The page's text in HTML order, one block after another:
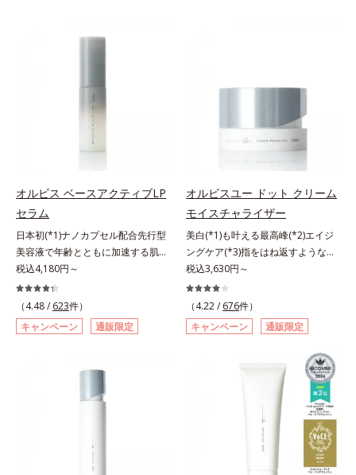
ら、水またはぬるま湯でよく洗い流
てください。各商品の詳しい情報は
商品ページをご覧ください。・
BEAUTY夏祭りは、こちら
キンフィットカラー成分（酸化チタ
ン酸2Na）配合＝自然な仕上がりで
肌悩みをカバーする粉体*2 角層ま
で*3 肌のキメを整え、粉体を密着
(*2)もまっさらにオフするボディク
角質。汚れの吸着力が強い3種のク
レイ配合(*3)で、皮脂や古い角質、
毛穴汚れまでスッキリ落として、ず
っと触れていたくなるような、しっ
とりうるおったなめらかな素肌に整
のニオイや角質が気になる部位に、
る、スペシャルボディケアアイテム
です。落ち着きと深みを感じさせ
る、ウッディの香り。*1 ニオイの
元となる汚れ *2 古い角質 *3 レ
ッドクレイ（イライト、カオリン）
配合＝古い角質をからめとる洗浄成
分、モロッコ溶岩クレイ配合＝古い
んぱく質や皮脂を溶かして分解。炭
れをパワフルに吸着してすっきり落
とします。さらに浸透型ビタミンC
誘導体(*4)が汚れを取り去った毛穴
を引きしめ、キメの整ったなめらか
な肌に洗い上げます。ツブツブ入り
のパウダーが泡立てネットのように
空気を含ませるので、簡単に泡立て
られます。濃密うるおい泡を洗い流
したあとは大人の肌もつっぱりにく
く、使うたびに毛穴の目立ちにくい
肌(*5)を目指せます。性別問わずお
使いいただけるので、ご夫婦やカッ
プルでシェアするのもおすすめ。デ
つきが気になるところにもお使いい
ただけます。*1 プロテアーゼ、パ
パイン、リパーゼ配合＝洗浄成分*2
皮脂吸収成分*3 自社品*4 パルミチ
ン酸アスコルビルリン酸3Na配合＝
肌を引き締め、キメを整える成分*5
皮脂・汚れの除去による
オルビス ベースアクティブLP
セラム
日本初(*1)ナノカプセル配合先行型
美容液で年齢とともに加速する肌悩
み(*2)にブレーキを。スキンケアの
打ち止め感に。年齢とともに加速す
る肌悩み(*2)にブレーキをかけ、化
粧水前の土台(*3)づくりで、うるお
いに満ち満ちた内側から弾むような
と不安…。いろいろケアしているの
そんな大人の肌悩みにアプローチす
プセルの表面は肌になじみやすい構
造(*4)。内包した美容成分(*5)の浸
税込4,180円～
（4.48 / 623件）
キャンペーン
通販限定
オルビスユー ドット クリーム
モイスチャライザー
美白(*1)も叶える最高峰(*2)エイジ
ングケア(*3)指をはね返すような弾
力感が宿るハリ感 濃密フィットク
リーム。ハリも透明感(*4)も結果主
義。年齢サイン(*5)の因子に着目し
た肌科学エイジングケア(*3)シリー
ズ。オルビスユー ドットシリーズ
は、年齢による肌悩み一つ一つを対
処するのではなく、肌で起きている
ことの根本原因に着目。加齢ととも
に現れる年齢サインについて研究を
進めたところ、弾力感のない状態で
ある「ハリのなさ」や、くすみ(*6)
などが現れている状態である「透明
感のなさ」が、大人の肌印象に大き
税込3,630円～
（4.22 / 676件）
キャンペーン
通販限定